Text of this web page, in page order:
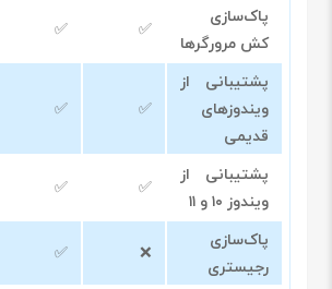
پاک‌سازی
کش مرورگرها
✅
✅
پشتیبانی از
ویندوزهای
قدیمی
✅
✅
پشتیبانی از
ویندوز ۱۰ و ۱۱
✅
✅
پاک‌سازی
رجیستری
❌
✅